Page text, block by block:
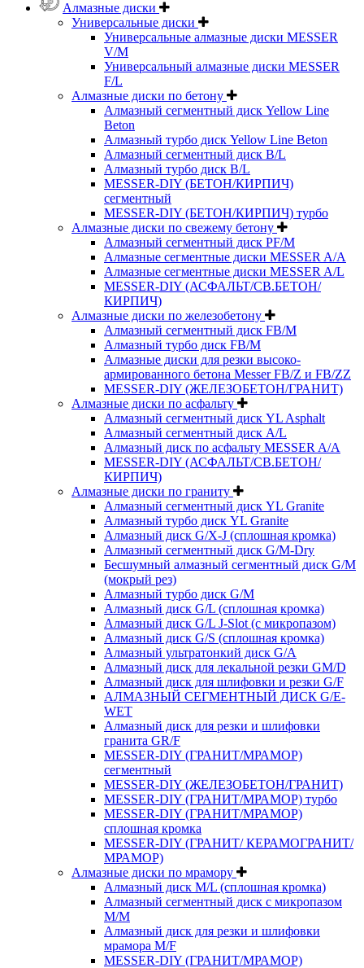
Алмазные диски
Универсальные диски
Универсальные алмазные диски MESSER
V/M
Универсальный алмазные диски MESSER
F/L
Алмазные диски по бетону
Алмазный сегментный диск Yellow Line
Beton
Алмазный турбо диск Yellow Line Beton
Алмазный сегментный диск B/L
Алмазный турбо диск B/L
MESSER-DIY (БЕТОН/КИРПИЧ)
сегментный
MESSER-DIY (БЕТОН/КИРПИЧ) турбо
Алмазные диски по свежему бетону
Алмазный сегментный диск PF/M
Алмазные сегментные диски MESSER A/A
Алмазные сегментные диски MESSER A/L
MESSER-DIY (АСФАЛЬТ/СВ.БЕТОН/
КИРПИЧ)
Алмазные диски по железобетону
Алмазный сегментный диск FB/M
Алмазный турбо диск FB/M
Алмазные диски для резки высоко-
армированного бетона Messer FB/Z и FB/ZZ
MESSER-DIY (ЖЕЛЕЗОБЕТОН/ГРАНИТ)
Алмазные диски по асфальту
Алмазный сегментный диск YL Asphalt
Алмазный сегментный диск A/L
Алмазный диск по асфальту MESSER A/A
MESSER-DIY (АСФАЛЬТ/СВ.БЕТОН/
КИРПИЧ)
Алмазные диски по граниту
Алмазный сегментный диск YL Granite
Алмазный турбо диск YL Granite
Алмазный диск G/X-J (сплошная кромка)
Алмазный сегментный диск G/M-Dry
Бесшумный алмазный сегментный диск G/M
(мокрый рез)
Алмазный турбо диск G/M
Алмазный диск G/L (сплошная кромка)
Алмазный диск G/L J-Slot (с микропазом)
Алмазный диск G/S (сплошная кромка)
Алмазный ультратонкий диск G/A
Алмазный диск для лекальной резки GM/D
Алмазный диск для шлифовки и резки G/F
АЛМАЗНЫЙ СЕГМЕНТНЫЙ ДИСК G/E-
WET
Алмазный диск для резки и шлифовки
гранита GR/F
MESSER-DIY (ГРАНИТ/МРАМОР)
сегментный
MESSER-DIY (ЖЕЛЕЗОБЕТОН/ГРАНИТ)
MESSER-DIY (ГРАНИТ/МРАМОР) турбо
MESSER-DIY (ГРАНИТ/МРАМОР)
сплошная кромка
MESSER-DIY (ГРАНИТ/ КЕРАМОГРАНИТ/
МРАМОР)
Алмазные диски по мрамору
Алмазный диск M/L (сплошная кромка)
Алмазный сегментный диск с микропазом
M/M
Алмазный диск для резки и шлифовки
мрамора M/F
MESSER-DIY (ГРАНИТ/МРАМОР)